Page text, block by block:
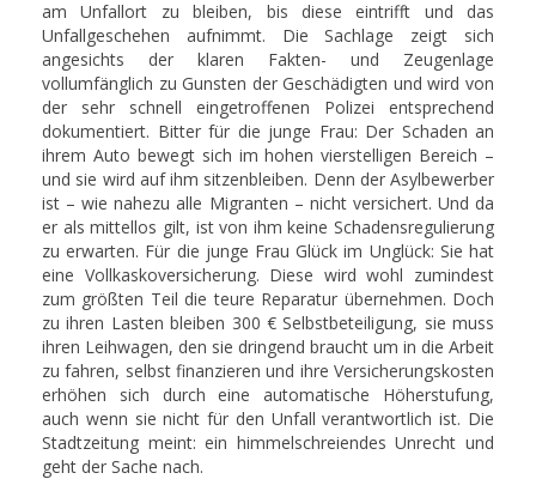
am Unfallort zu bleiben, bis diese eintrifft und das
Unfallgeschehen aufnimmt. Die Sachlage zeigt sich
angesichts der klaren Fakten- und Zeugenlage
vollumfänglich zu Gunsten der Geschädigten und wird von
der sehr schnell eingetroffenen Polizei entsprechend
dokumentiert. Bitter für die junge Frau: Der Schaden an
ihrem Auto bewegt sich im hohen vierstelligen Bereich –
und sie wird auf ihm sitzenbleiben. Denn der Asylbewerber
ist – wie nahezu alle Migranten – nicht versichert. Und da
er als mittellos gilt, ist von ihm keine Schadensregulierung
zu erwarten. Für die junge Frau Glück im Unglück: Sie hat
eine Vollkaskoversicherung. Diese wird wohl zumindest
zum größten Teil die teure Reparatur übernehmen. Doch
zu ihren Lasten bleiben 300 € Selbstbeteiligung, sie muss
ihren Leihwagen, den sie dringend braucht um in die Arbeit
zu fahren, selbst finanzieren und ihre Versicherungskosten
erhöhen sich durch eine automatische Höherstufung,
auch wenn sie nicht für den Unfall verantwortlich ist. Die
Stadtzeitung meint: ein himmelschreiendes Unrecht und
geht der Sache nach.